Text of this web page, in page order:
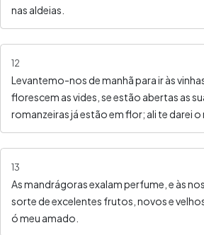
nas aldeias.
12
Levantemo-nos de manhã para ir às
florescem as vides, se estão abertas as
romanzeiras já estão em flor; ali te darei o
13
As mandrágoras exalam perfume, e às
sorte de excelentes frutos, novos e
ó meu amado.